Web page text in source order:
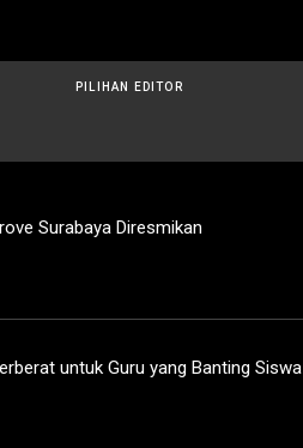
PILIHAN EDITOR
Surabaya Diresmikan
untuk Guru yang Banting Siswa